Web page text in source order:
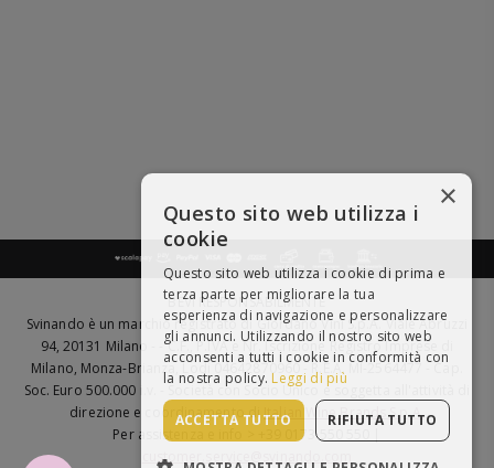
BEVI RESPONSABILMENTE
Svinando è un marchio registrato di Giordano Vini S.p.A. Viale Abruzzi
94, 20131 Milano - - C.F., P.IVA e Nr. Iscrizione Registro Imprese di
Milano, Monza-Brianza, Lodi 04642870960 - R.E.A. MI-2564477 - Cap.
Soc. Euro 500.000 i.v. - Società con Socio Unico e soggetta all'attività di
direzione e coordinamento diItalian Wine Brands S.p.A.
Per assistenza e info > +39 0173 550 550 |
customer.service@svinando.com
×
Questo sito web utilizza i
cookie
Questo sito web utilizza i cookie di prima e
terza parte per migliorare la tua
esperienza di navigazione e personalizzare
gli annunci. Utilizzando il nostro sito web
acconsenti a tutti i cookie in conformità con
la nostra policy. Leggi di più
ACCETTA TUTTO RIFIUTA TUTTO